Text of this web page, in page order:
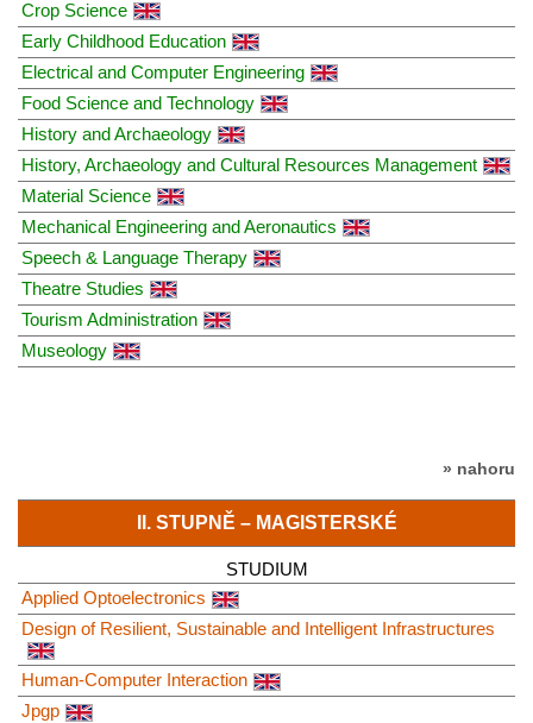
Crop Science
Early Childhood Education
Electrical and Computer Engineering
Food Science and Technology
History and Archaeology
History, Archaeology and Cultural Resources Management
Material Science
Mechanical Engineering and Aeronautics
Speech & Language Therapy
Theatre Studies
Tourism Administration
Μuseology
» nahoru
II. STUPNĚ – MAGISTERSKÉ
STUDIUM
Applied Optoelectronics
Design of Resilient, Sustainable and Intelligent Infrastructures
Human-Computer Interaction
Jpgp